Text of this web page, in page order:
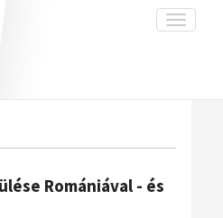
Toggle
megszilárdulása
Romániával - és